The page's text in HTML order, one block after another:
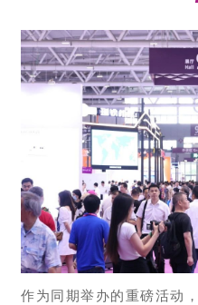
作为同期举办的重磅活动